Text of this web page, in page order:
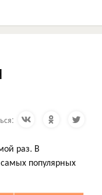
раз. В
популярных